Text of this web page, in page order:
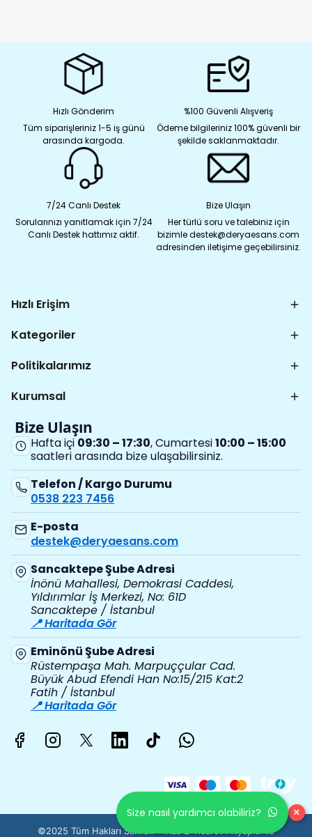
Hızlı Gönderim
Tüm siparişleriniz 1-5 iş günü
arasında kargoda.
%100 Güvenli Alışveriş
Ödeme bilgileriniz 100% güvenli bir
şekilde saklanmaktadır.
7/24 Canlı Destek
Sorularınızı yanıtlamak için 7/24
Canlı Destek hattımız aktif.
Bize Ulaşın
Her türlü soru ve talebiniz için
bizimle destek@deryaesans.com
adresinden iletişime geçebilirsiniz.
Hızlı Erişim
Kategoriler
Politikalarımız
Kurumsal
Bize Ulaşın
Hafta içi 09:30 – 17:30, Cumartesi10:00 – 15:00
saatleri arasında bize ulaşabilirsiniz.
Telefon / Kargo Durumu
0538 223 7456
E-posta
destek@deryaesans.com
Sancaktepe Şube Adresi
İnönü Mahallesi, Demokrasi Caddesi,
Yıldırımlar İş Merkezi, No: 61D
Sancaktepe / İstanbul
📍 Haritada Gör
Eminönü Şube Adresi
Rüstempaşa Mah. Marpuççular Cad.
Büyük Abud Efendi Han No:15/215 Kat:2
Fatih / İstanbul
📍 Haritada Gör
©2025 Tüm Hakları Saklıdır - ikas E-Ticaret Altyapısı ile
Size nasıl yardımcı olabiliriz? ×